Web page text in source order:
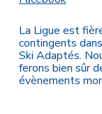
La Ligue est
contingents
Ski Adaptés.
ferons bien sûr
évènements